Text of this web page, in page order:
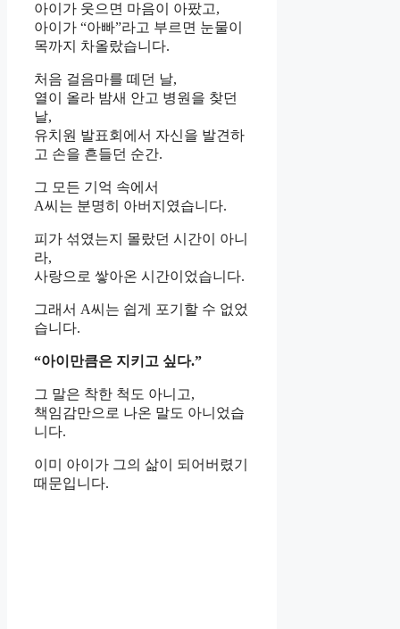
아이가 웃으면 마음이 아팠고,
아이가 “아빠”라고 부르면 눈물이
목까지 차올랐습니다.
처음 걸음마를 떼던 날,
열이 올라 밤새 안고 병원을 찾던
날,
유치원 발표회에서 자신을 발견하
고 손을 흔들던 순간.
그 모든 기억 속에서
A씨는 분명히 아버지였습니다.
피가 섞였는지 몰랐던 시간이 아니
라,
사랑으로 쌓아온 시간이었습니다.
그래서 A씨는 쉽게 포기할 수 없었
습니다.
“아이만큼은 지키고 싶다.”
그 말은 착한 척도 아니고,
책임감만으로 나온 말도 아니었습
니다.
이미 아이가 그의 삶이 되어버렸기
때문입니다.